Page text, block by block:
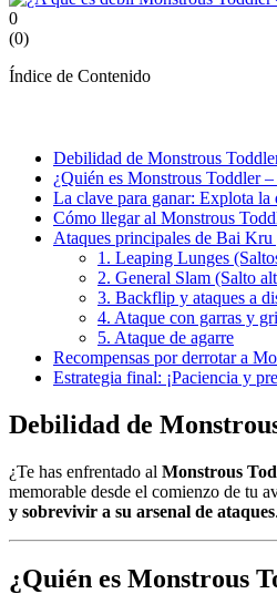
0
(0)
Índice de Contenido
Debilidad de Monstrous
¿Quién es Monstrous Toddler
La clave para ganar: Explota la
Cómo llegar al Monstrous
Ataques principales de Bai
1. Leaping Lunges
2. General Slam (Salto
3. Backflip y ataques a
4. Ataque con garras y
5. Ataque de agarre
Recompensas por derrotar a
Estrategia final: ¡Paciencia y
Debilidad de
¿Te has enfrentado al Monstrous
memorable desde el comienzo de tu
y sobrevivir a su arsenal de ataques.
¿Quién es Monstrous